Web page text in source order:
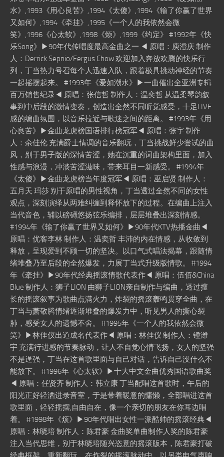
水》,1993《用心良苦》,1994《太傻》,1994《输了你赢了世界
又如何》,1994《牵挂》,1995《一个人的我依然会微
笑》,1996《心太软》,1998《烦》,1999《约定》 #1992年《快
乐Song》▶90年代传唱度最高金曲之一 ◀ 原唱：庾澄庆 制作
人：Derrick Sepnio/Fergus Chow 欢迎加入奔放欢腾的快乐行
列，丁当热力号召每个人迅速入队，跟着极具挑动神经的节奏
一起摇摆起来。 #1993年《爱如潮水》▶一曲催出全亚洲专辑
百万销售纪录◀ 原唱：张信哲 制作人：温奕哲 从温柔琴韵叙
事到中后段的激情变奏，创造出全然不同听觉感受，十足LIVE
感的编曲氛围，以音乐拉近与歌迷之间的距离。 #1993年《用
心良苦》▶金曲龙虎榜国语排行榜冠军◀ 原唱：张宇 制作
人：余佳伦 充满爵士情调的音乐翻玩，丁当挑战鲜少尝试的曲
风，别于男子版的深情苦涩，她在沉重的词曲架构里面，加入
性感与浪漫，冲淡苦涩滋味，带来耳目一新感受。 #1994年
《太傻》▶金曲龙虎榜当年度冠军◀ 原唱：巫启贤 制作人：
五月天 玛莎 别于原唱的男性视角，丁当透过全然不同的女性
观点，深刻演绎从两难纠缠到释怀放下的过程。在编曲上注入
当代音色，辅以磅礡悠扬弦乐编排，层层堆叠出深刻情感。
#1994年《输了你赢了世界又如何》▶90年代KTV热播金曲◀
原唱：优客李林 制作人：温奕哲 丰沛的内在情感，从收敛到
释放，呈现爱到不顾一切的坚决。以口气式唱法揭幕，跟随情
绪堆叠乃至后段的全然爆发，力展丁当式升级版情歌。 #1994
年《牵挂》▶90年代经典摇滚情歌代表作◀ 原唱：伍佰&China
Blue 制作人：狮子LION 由狮子LION亲自制作与编曲，透过擅
长的摇滚叙事为歌曲点满火力，炸裂的摇滚轰鸣贯穿全曲，在
丁当与萧敬腾情绪逐渐堆叠的爆发力中，听见男人的撕心裂
肺，感受女人的遗憾不舍。 #1995年《一个人的我依然会微
笑》▶林佳仪出道成名代表作◀ 原唱：林佳仪 制作人：锺潍
宇 充满行进感的节奏脉动，让人不自觉心情飞扬，女人的坚强
不是逞强，丁当在这首歌里面与自己对话，告诉自己没什么不
能放下。 #1996年《心太软》▶十大中文金曲优秀国语歌曲奖
◀ 原唱：任贤齐 制作人：韩立康 丁当配唱这首歌时，午后的
阳光正好轻洒进录音室，于是带着暖意的慵懒，全部唱进这首
歌里面，轻轻摇摆,自由自在，像一个亲切的朋友在你耳边唱
着。 #1998年《烦》▶90年代唱出女性一派酷帅的摇滚经典◀
原唱：林晓培 制作人：陈君豪 金曲奖单曲制作人奖的陈君豪
注入当代思维，别于林晓培随兴恣意的摇滚版本，陈君豪打破